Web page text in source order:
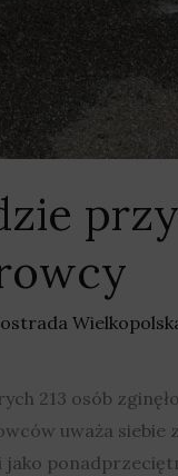
213 osób
uważa siebie
jako